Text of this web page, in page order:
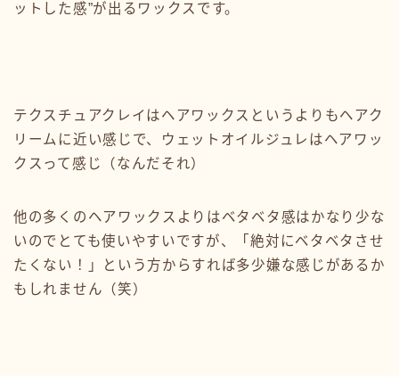
ットした感”が出るワックスです。
テクスチュアクレイはヘアワックスというよりもヘアク
リームに近い感じで、ウェットオイルジュレはヘアワッ
クスって感じ（なんだそれ）
他の多くのヘアワックスよりはベタベタ感はかなり少な
いのでとても使いやすいですが、「絶対にベタベタさせ
たくない！」という方からすれば多少嫌な感じがあるか
もしれません（笑）